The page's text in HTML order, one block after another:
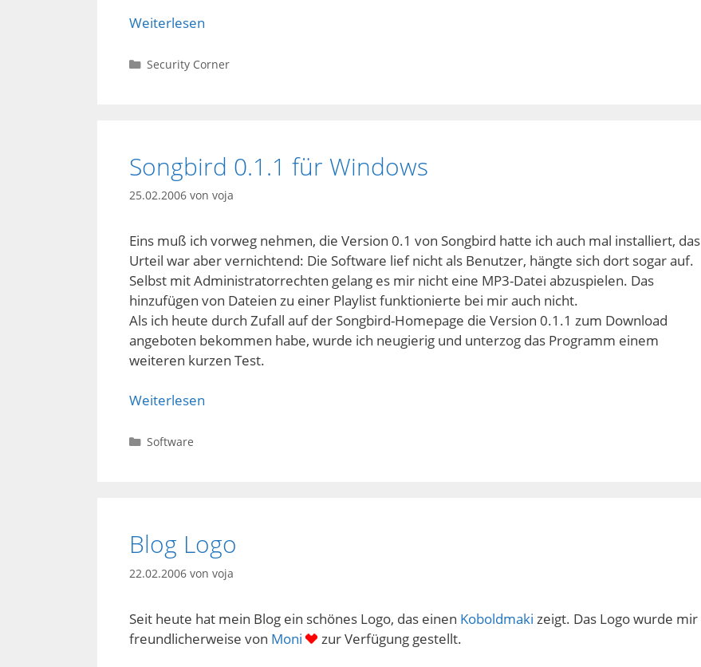
Weiterlesen
Kategorien
Security Corner
Songbird 0.1.1 für Windows
25.02.2006 von voja
Eins muß ich vorweg nehmen, die Version 0.1 von Songbird hatte ich auch mal installiert, das
Urteil war aber vernichtend: Die Software lief nicht als Benutzer, hängte sich dort sogar auf.
Selbst mit Administratorrechten gelang es mir nicht eine MP3-Datei abzuspielen. Das
hinzufügen von Dateien zu einer Playlist funktionierte bei mir auch nicht.
Als ich heute durch Zufall auf der Songbird-Homepage die Version 0.1.1 zum Download
angeboten bekommen habe, wurde ich neugierig und unterzog das Programm einem
weiteren kurzen Test.
Weiterlesen
Kategorien
Software
Blog Logo
22.02.2006 von voja
Seit heute hat mein Blog ein schönes Logo, das einen Koboldmaki zeigt. Das Logo wurde mir
freundlicherweise von Moni zur Verfügung gestellt.